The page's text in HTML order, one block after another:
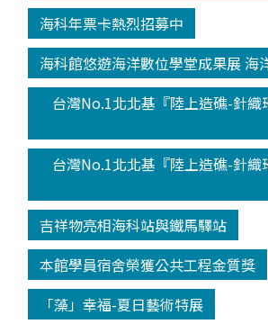
海科年票卡熱烈招募中
海科館悠遊海洋數位學堂成果展 海
台灣No.1北北基『陸上造礁-針織
台灣No.1北北基『陸上造礁-針織
吉祥物亮相海科站與鐵馬驛站
本館學員宿舍榮獲公共工程金質獎
「藻」幸福-夏日藝術特展